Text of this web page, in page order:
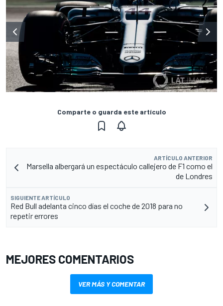
Comparte o guarda este artículo
ARTÍCULO ANTERIOR
Marsella albergará un espectáculo callejero de F1 como el
de Londres
SIGUIENTE ARTÍCULO
Red Bull adelanta cinco días el coche de 2018 para no
repetir errores
MEJORES COMENTARIOS
VER MÁS Y COMENTAR